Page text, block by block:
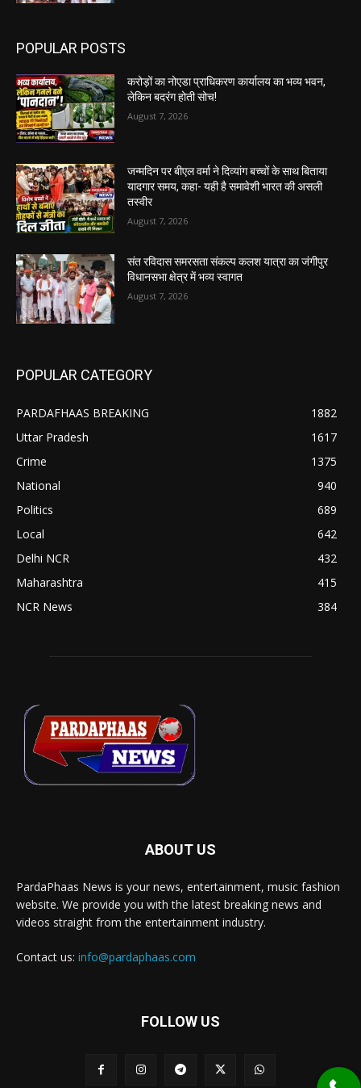
POPULAR POSTS
करोड़ों का नोएडा प्राधिकरण कार्यालय का भव्य भवन,
लेकिन बदरंग होती सोच!
August 7, 2026
जन्मदिन पर बीएल वर्मा ने दिव्यांग बच्चों के साथ बिताया
यादगार समय, कहा- यही है समावेशी भारत की असली
तस्वीर
August 7, 2026
संत रविदास समरसता संकल्प कलश यात्रा का जंगीपुर
विधानसभा क्षेत्र में भव्य स्वागत
August 7, 2026
POPULAR CATEGORY
PARDAFHAAS BREAKING
1882
Uttar Pradesh
1617
Crime
1375
National
940
Politics
689
Local
642
Delhi NCR
432
Maharashtra
415
NCR News
384
ABOUT US
PardaPhaas News is your news, entertainment, music fashion
website. We provide you with the latest breaking news and
videos straight from the entertainment industry.
Contact us: info@pardaphaas.com
FOLLOW US